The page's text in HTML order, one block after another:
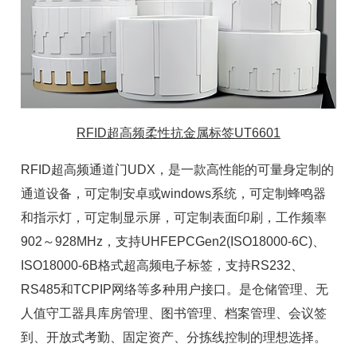
RFID超高频柔性抗金属标签UT6601
RFID超高频通道门UDX，是一款高性能的可量身定制的
通道设备，可定制安卓或windows系统，可定制蜂鸣器
和指示灯，可定制显示屏，可定制表面印刷，工作频率
902～928MHz，支持UHFEPCGen2(ISO18000-6C)、
ISO18000-6B格式超高频电子标签 ，支持RS232、
RS485和TCPIP网络等多种用户接口。是仓储管理 、无
人值守工器具库房管理、
图书管理 档案管理
会议签
到
、开放式考勤、 固定资产 、分拣线控制的理想选择。